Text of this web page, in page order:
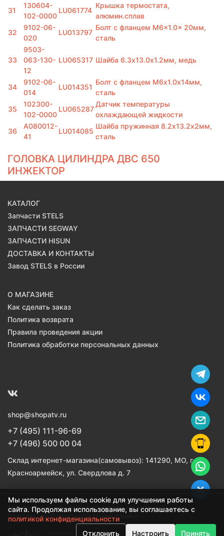
31
130604-
102-0000
LU061774
Крышка термостата,
алюмин.сплав
32
9102-06-
020
LU013797
Болт с фланцем M6x1.0x 20мм,
сталь
33
9503-
063-130-
12
LU065317 Шайба 6.3х13.0х1.2мм, медь
34
9102-06-
014
LU014351
Болт с фланцем M6х1.0х14мм,
сталь
35
102300-
102-0000
LU065287
Датчик температуры
охлаждающей жидкости
36
A080012-
41
LU014085
Шайба пружинная 8.2х13.2х2мм,
сталь
ГОЛОВКА ЦИЛИНДРА ДВС 650
ИНЖЕКТОР
КАТАЛОГ
Запчасти STELS
ЗАПЧАСТИ SEGWAY
ЗАПЧАСТИ HISUN
ДОСТАВКА И КОНТАКТЫ
Завод STELS в России
О МАГАЗИНЕ
Как сделать заказ
Политика возврата
Правила проведения акции
Политика обработки персональных данных
shop@shopatv.ru
+7 (495) 111-96-69
+7 (496) 500 00 04
Склад интернет-магазина(самовывоз): 141290, МО, г.
Красноармейск, ул. Свердлова д. 7
Мы обрабатываем персональные данные согласно
Политике обработки персональных данных
Мы используем файлы cookie для улучшения работы
сайта. Продолжая использование, вы соглашаетесь с
политикой конфиденциальности
Отклонить
Настроить Принять